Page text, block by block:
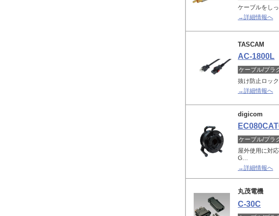
ケーブルをし
→詳細情報へ
TASCAM
AC-1800L
ケーブル/プラ
抜け防止ロッ
→詳細情報へ
digicom
ケーブル/プラ
屋外使用に対
G…
→詳細情報へ
丸茂電機
C-30C